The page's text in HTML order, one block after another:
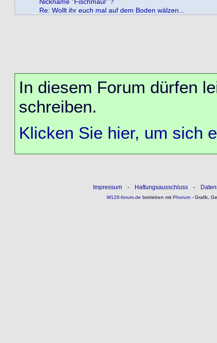
Re: Wollt ihr euch mal auf dem Boden wälzen...
In diesem Forum dürfen
schreiben.
Klicken Sie hier, um sich
Impressum - Haftungsausschluss -
W126-forum.de betrieben mitPhorum- Grafik,